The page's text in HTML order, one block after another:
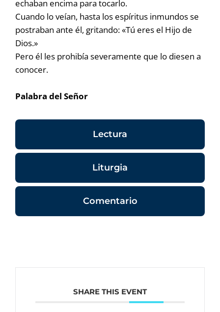
echaban encima para tocarlo.
Cuando lo veían, hasta los espíritus inmundos se
postraban ante él, gritando: «Tú eres el Hijo de
Dios.»
Pero él les prohibía severamente que lo diesen a
conocer.
Palabra del Señor
Lectura
Liturgia
Comentario
SHARE THIS EVENT